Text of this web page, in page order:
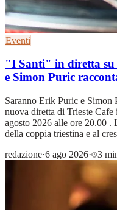
Eventi
"I Santi" in diretta su
e Simon Puric
Saranno Erik Puric e Simon
nuova diretta di Trieste
agosto 2026 alle ore 20.00 .
della coppia triestina e al
redazione·6 ago 2026· 3